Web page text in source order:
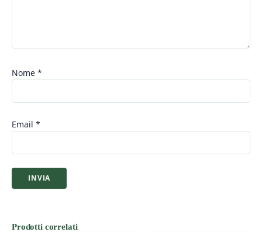
Nome *
Email *
Prodotti correlati